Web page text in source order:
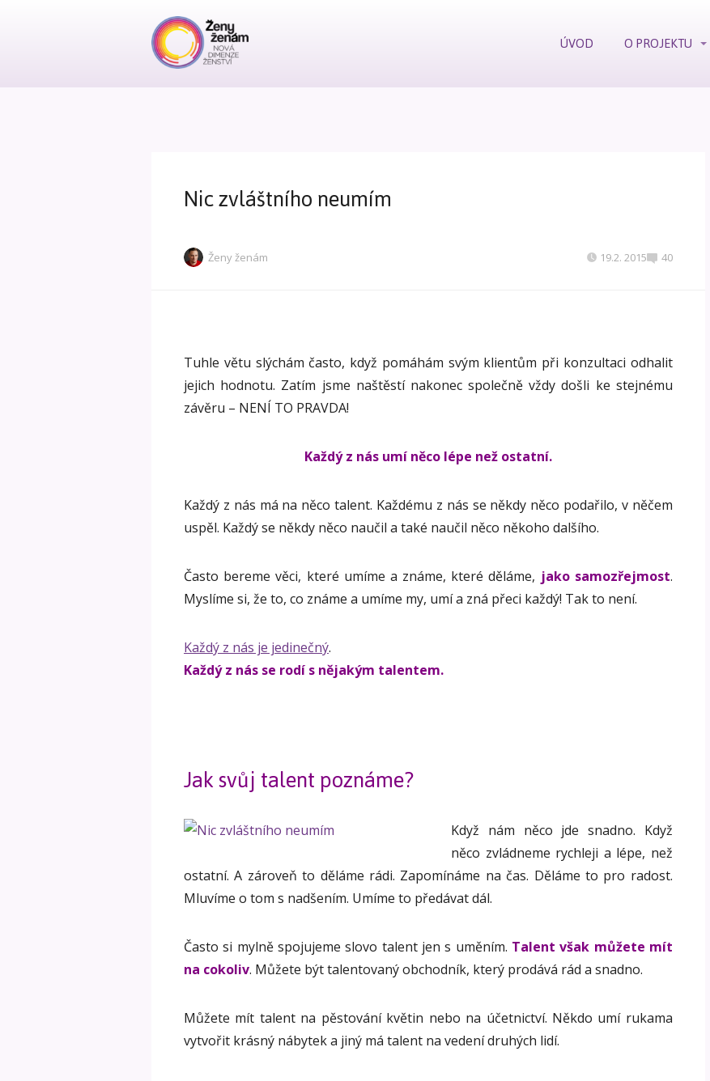
ÚVOD O PROJEKTU
Nic zvláštního neumím
Ženy ženám 19.2. 2015 40
Tuhle větu slýchám často, když pomáhám svým klientům při konzultaci odhalit
jejich hodnotu. Zatím jsme naštěstí nakonec společně vždy došli ke stejnému
závěru – NENÍ TO PRAVDA!
Každý z nás umí něco lépe než ostatní.
Každý z nás má na něco talent. Každému z nás se někdy něco podařilo, v něčem
uspěl. Každý se někdy něco naučil a také naučil něco někoho dalšího.
Často bereme věci, které umíme a známe, které děláme, jako samozřejmost.
Myslíme si, že to, co známe a umíme my, umí a zná přeci každý! Tak to není.
Každý z nás je jedinečný.
Každý z nás se rodí s nějakým talentem.
Jak svůj talent poznáme?
Když nám něco jde snadno. Když
něco zvládneme rychleji a lépe, než
ostatní. A zároveň to děláme rádi. Zapomínáme na čas. Děláme to pro radost.
Mluvíme o tom s nadšením. Umíme to předávat dál.
Často si mylně spojujeme slovo talent jen s uměním. Talent však můžete mít
na cokoliv. Můžete být talentovaný obchodník, který prodává rád a snadno.
Můžete mít talent na pěstování květin nebo na účetnictví. Někdo umí rukama
vytvořit krásný nábytek a jiný má talent na vedení druhých lidí.